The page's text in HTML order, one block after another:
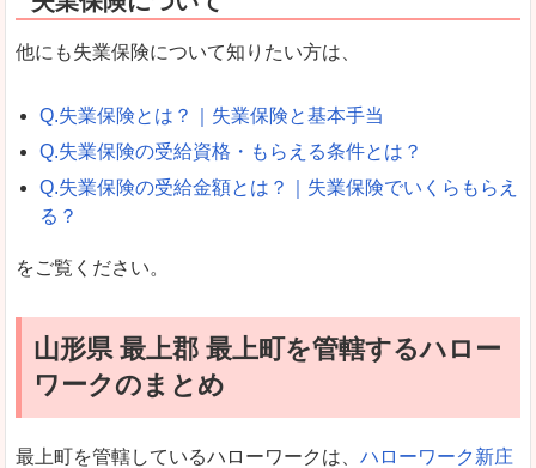
他にも失業保険について知りたい方は、
Q.失業保険とは？｜失業保険と基本手当
Q.失業保険の受給資格・もらえる条件とは？
Q.失業保険の受給金額とは？｜失業保険でいくらもらえ
る？
をご覧ください。
山形県 最上郡 最上町を管轄するハロー
ワークのまとめ
最上町を管轄しているハローワークは、 ハローワーク新庄